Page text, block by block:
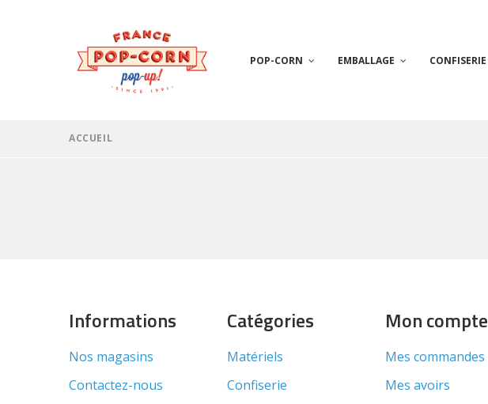
POP-CORN EMBALLAGE CONFISERIE
ACCUEIL
Informations
Nos magasins
Contactez-nous
Catégories
Matériels
Confiserie
Mon compte
Mes commandes
Mes avoirs